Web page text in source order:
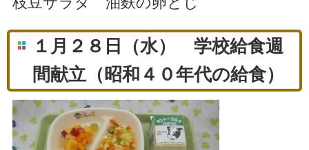
１月２８日（水） 学校給食週
間献立（昭和４０年代の給食）